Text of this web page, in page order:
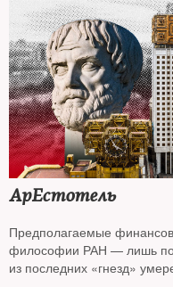
АрЕстотель
Предполагаемые
философии РАН — лишь
из последних «гнезд»